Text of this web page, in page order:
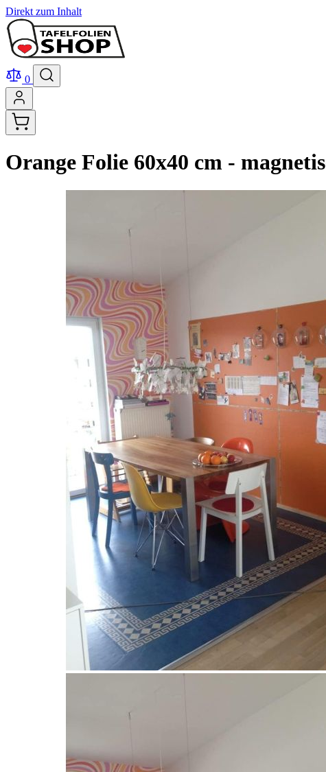
Direkt zum Inhalt
0
Orange Folie 60x40 cm -